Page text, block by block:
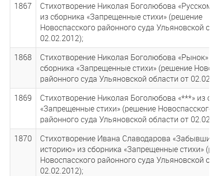
1867
Стихотворение Николая Боголюбова «Русскому
из сборника «Запрещенные стихи» (решение
Новоспасского районного суда Ульяновской
02.02.2012);
1868
Стихотворение Николая Боголюбова «Рынок» из
сборника «Запрещенные стихи» (решение
районного суда Ульяновской области от
1869
Стихотворение Николая Боголюбова «***» из
«Запрещенные стихи» (решение Новоспасского
районного суда Ульяновской области от
1870
Стихотворение Ивана Славодарова «Забывшим
историю» из сборника «Запрещенные стихи»
Новоспасского районного суда Ульяновской
02.02.2012);